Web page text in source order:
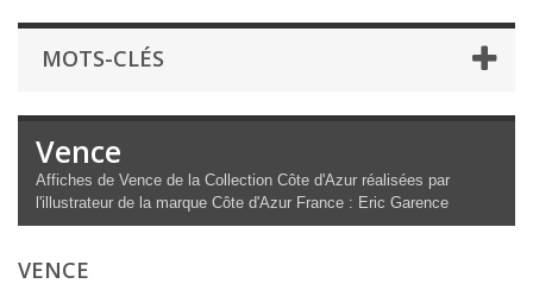
MOTS-CLÉS
Vence
Affiches de Vence de la Collection Côte d'Azur réalisées par
l'illustrateur de la marque Côte d'Azur France : Eric Garence
VENCE